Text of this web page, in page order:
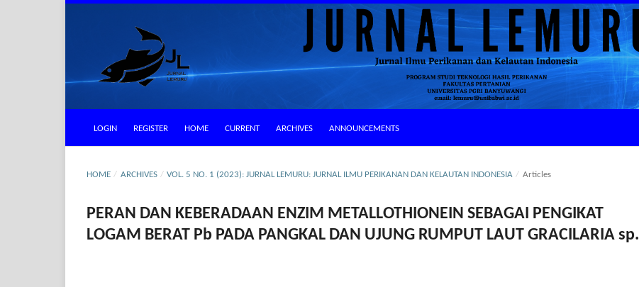
LOGIN REGISTER HOME CURRENT ARCHIVES ANNOUNCEMENTS
HOME / ARCHIVES / VOL. 5 NO. 1 (2023): JURNAL LEMURU: JURNAL ILMU PERIKANAN DAN KELAUTAN INDONESIA / Articles
PERAN DAN KEBERADAAN ENZIM METALLOTHIONEIN SEBAGAI PENGIKAT
LOGAM BERAT Pb PADA PANGKAL DAN UJUNG RUMPUT LAUT GRACILARIA sp.